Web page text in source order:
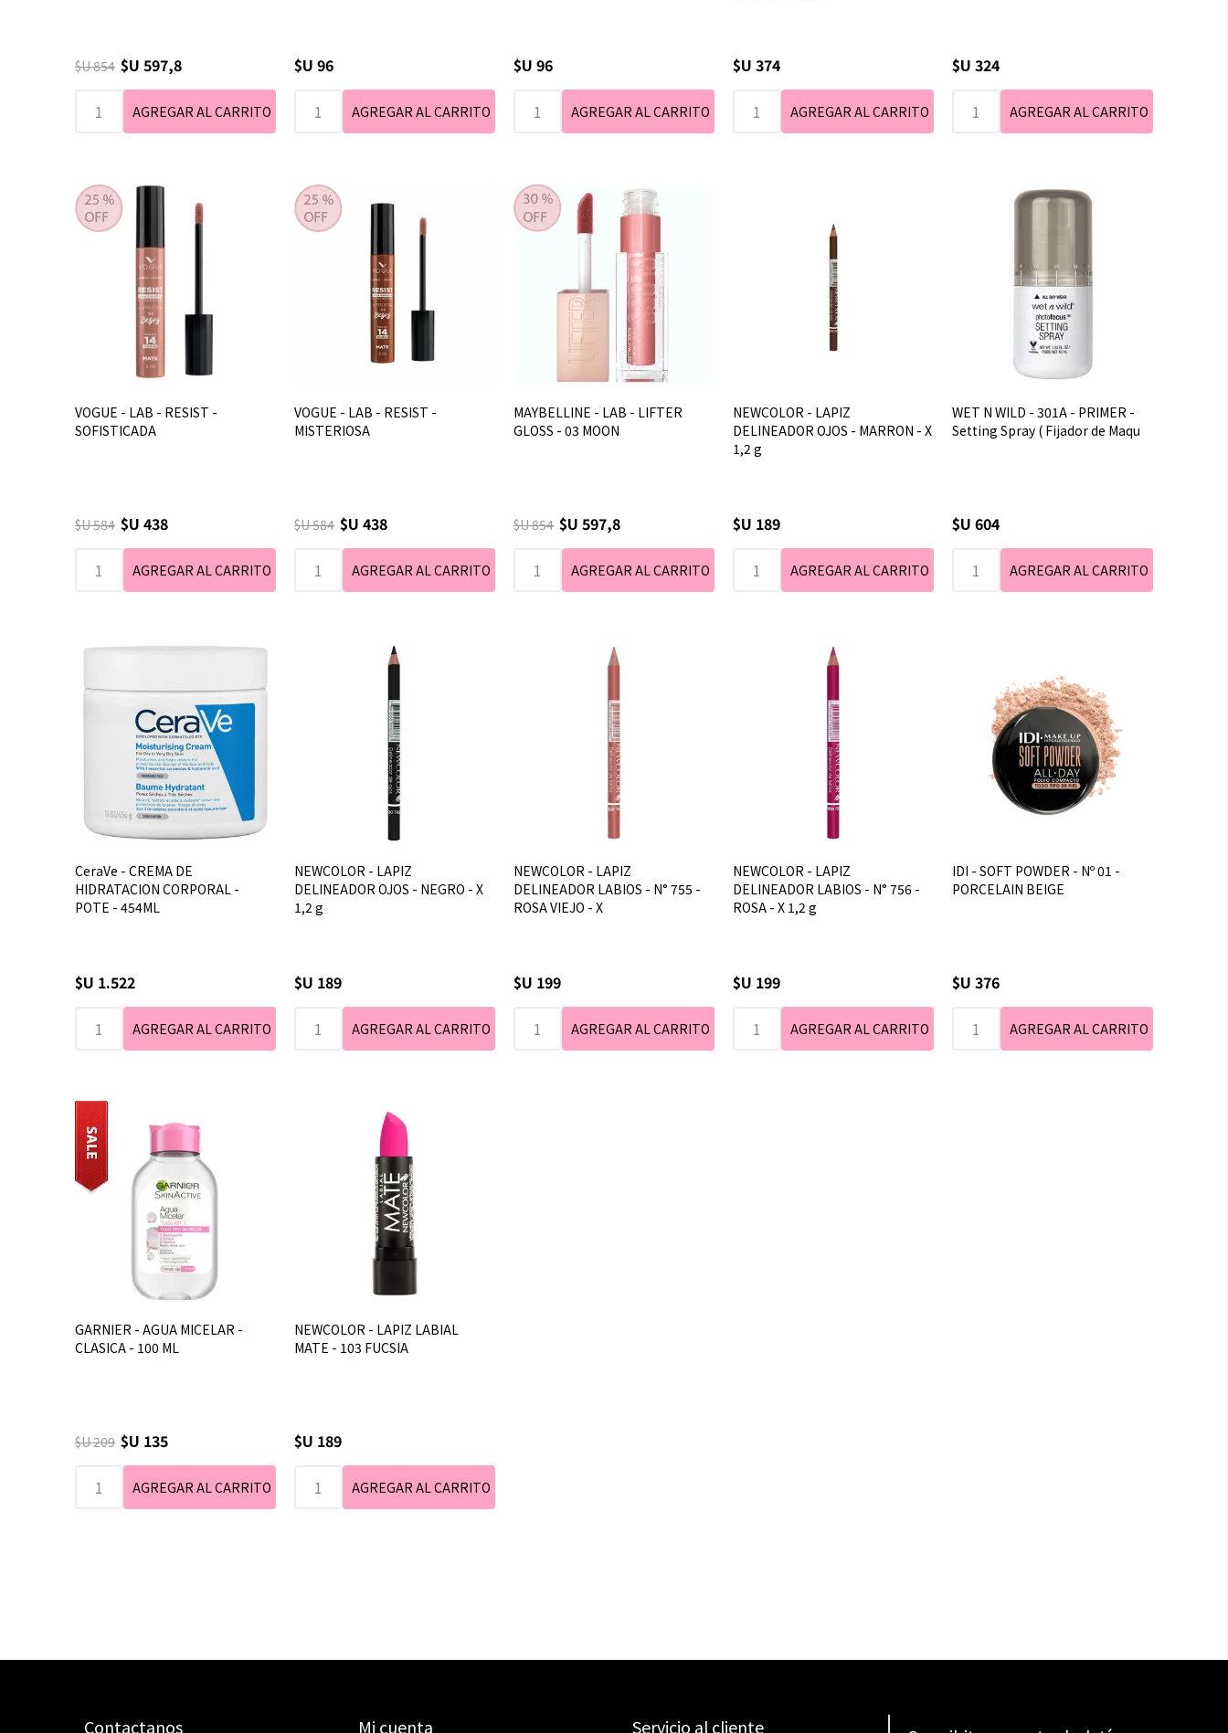
$U 854 $U 597,8 $U 96 $U 96 $U 374 $U 324
VOGUE - LAB - RESIST -
SOFISTICADA
$U 584 $U 438
VOGUE - LAB - RESIST -
MISTERIOSA
$U 584 $U 438
MAYBELLINE - LAB - LIFTER
GLOSS - 03 MOON
$U 854 $U 597,8
NEWCOLOR - LAPIZ
DELINEADOR OJOS - MARRON - X
1,2 g
$U 189
WET N WILD - 301A - PRIMER -
Setting Spray ( Fijador de Maqu
$U 604
CeraVe - CREMA DE
HIDRATACION CORPORAL -
POTE - 454ML
$U 1.522
NEWCOLOR - LAPIZ
DELINEADOR OJOS - NEGRO - X
1,2 g
$U 189
NEWCOLOR - LAPIZ
DELINEADOR LABIOS - N° 755 -
ROSA VIEJO - X
$U 199
NEWCOLOR - LAPIZ
DELINEADOR LABIOS - N° 756 -
ROSA - X 1,2 g
$U 199
IDI - SOFT POWDER - Nº 01 -
PORCELAIN BEIGE
$U 376
GARNIER - AGUA MICELAR -
CLASICA - 100 ML
$U 209 $U 135
NEWCOLOR - LAPIZ LABIAL
MATE - 103 FUCSIA
$U 189
Contactanos Mi cuenta Servicio al cliente